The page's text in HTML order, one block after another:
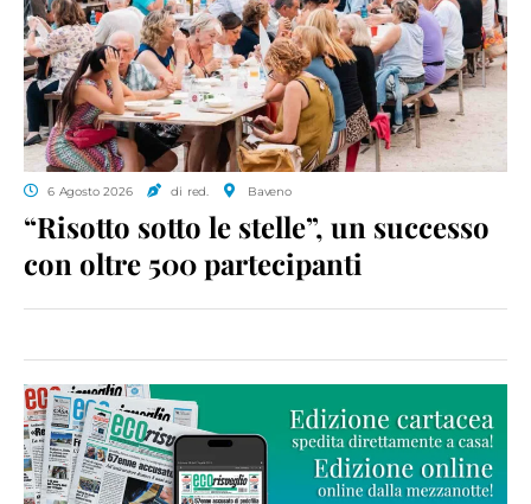
6 Agosto 2026 di red. Baveno
“Risotto sotto le stelle”, un successo
con oltre 500 partecipanti